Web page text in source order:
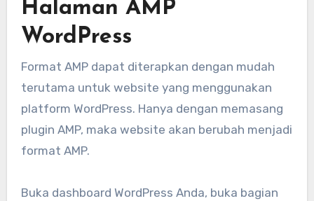
Halaman AMP
WordPress
Format AMP dapat diterapkan dengan mudah
terutama untuk website yang menggunakan
platform WordPress. Hanya dengan memasang
plugin AMP, maka website akan berubah menjadi
format AMP.
Buka dashboard WordPress Anda, buka bagian